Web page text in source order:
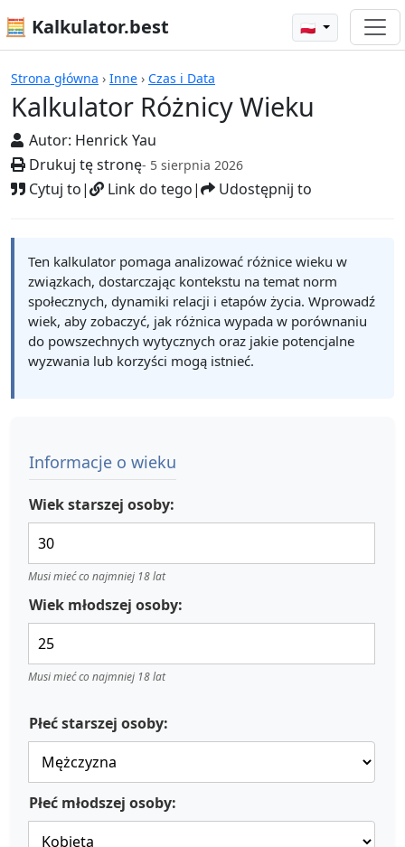
🧮 Kalkulator.best 🇵🇱
Strona główna › Inne › Czas i Data
Kalkulator Różnicy Wieku
Autor: Henrick Yau
Drukuj tę stronę- 5 sierpnia 2026
Cytuj to| Link do tego| Udostępnij to
Kalkulatory
Ten kalkulator pomaga analizować różnice wieku w
związkach, dostarczając kontekstu na temat norm
społecznych, dynamiki relacji i etapów życia. Wprowadź
wiek, aby zobaczyć, jak różnica wypada w porównaniu
do powszechnych wytycznych oraz jakie potencjalne
wyzwania lub korzyści mogą istnieć.
Informacje o wieku
Wiek starszej osoby:
Musi mieć co najmniej 18 lat
Wiek młodszej osoby:
Musi mieć co najmniej 18 lat
Płeć starszej osoby:
Płeć młodszej osoby: